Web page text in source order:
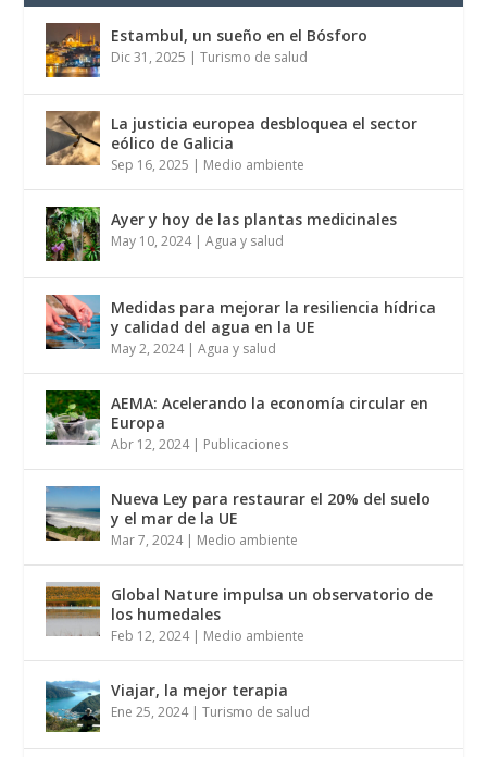
Estambul, un sueño en el Bósforo
Dic 31, 2025 |Turismo de salud
La justicia europea desbloquea el sector
eólico de Galicia
Sep 16, 2025 Medio ambiente
Ayer y hoy de las plantas medicinales
May 10, 2024|Agua y salud
Medidas para mejorar la resiliencia hídrica
y calidad del agua en la UE
May 2, 2024|Agua y salud
AEMA: Acelerando la economía circular en
Europa
Abr 12, 2024| Publicaciones
Nueva Ley para restaurar el 20% del suelo
y el mar de la UE
Mar 7, 2024| Medio ambiente
Global Nature impulsa un observatorio de
los humedales
Feb 12, 2024| Medio ambiente
Viajar, la mejor terapia
Ene 25, 2024|Turismo de salud